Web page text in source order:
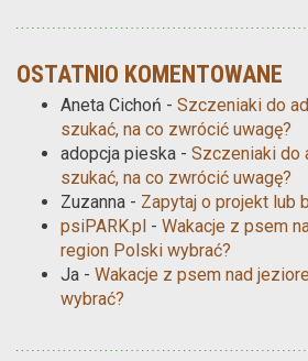
OSTATNIO KOMENTOWANE
Aneta Cichoń - Szczeniaki do
szukać, na co zwrócić uwagę?
adopcja pieska - Szczeniaki do
szukać, na co zwrócić uwagę?
Zuzanna - Zapytaj o projekt lub
psiPARK.pl - Wakacje z psem
region Polski wybrać?
Ja - Wakacje z psem nad
wybrać?